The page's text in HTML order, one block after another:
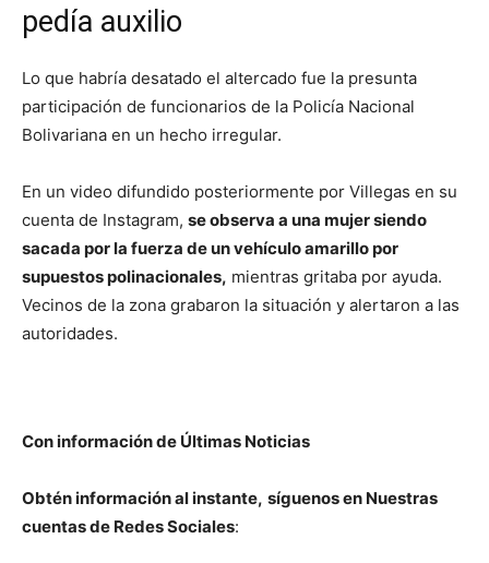
pedía auxilio
Lo que habría desatado el altercado fue la presunta
participación de funcionarios de la Policía Nacional
Bolivariana en un hecho irregular.
En un video difundido posteriormente por Villegas en su
cuenta de Instagram, se observa a una mujer siendo
sacada por la fuerza de un vehículo amarillo por
supuestos polinacionales, mientras gritaba por ayuda.
Vecinos de la zona grabaron la situación y alertaron a las
autoridades.
Con información de Últimas Noticias
Obtén información al instante, síguenos en Nuestras
cuentas de Redes Sociales: